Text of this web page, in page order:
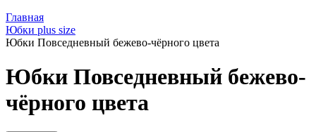
Главная
Юбки plus size
Юбки Повседневный бежево-чёрного цвета
Юбки Повседневный бежево-
чёрного цвета